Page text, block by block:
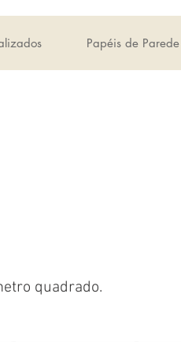
Papéis de
quadrado.